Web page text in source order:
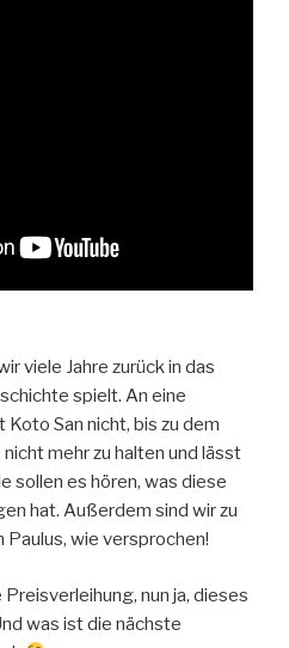
viele Jahre zurück in das
spielt. An eine
San nicht, bis zu dem
mehr zu halten und lässt
sollen es hören, was diese
hat. Außerdem sind wir zu
Paulus, wie versprochen!
nun ja, dieses
was ist die nächste